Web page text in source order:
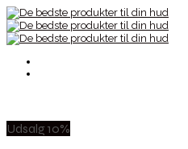
Udsalg 10%